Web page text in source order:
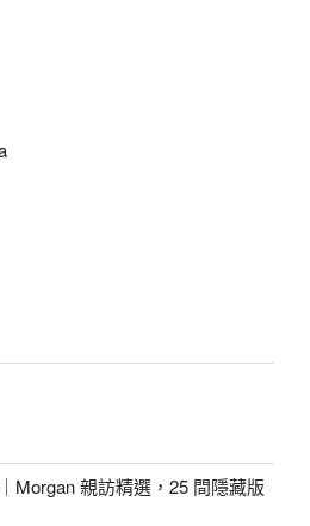
Morgan 親訪精選，25 間隱藏版